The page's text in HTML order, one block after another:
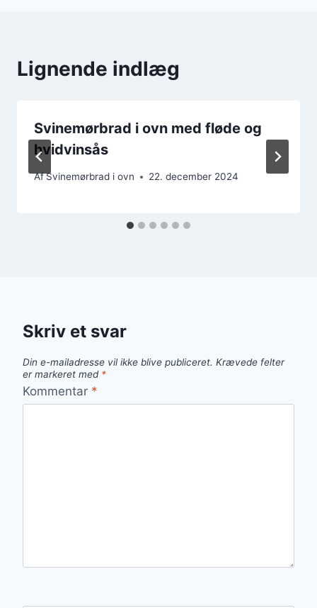
Lignende indlæg
Svinemørbrad i ovn med fløde og
hvidvinsås
AfSvinemørbrad i ovn 22. december 2024
Skriv et svar
Din e-mailadresse vil ikke blive publiceret. Krævede felter
er markeret med *
Kommentar *